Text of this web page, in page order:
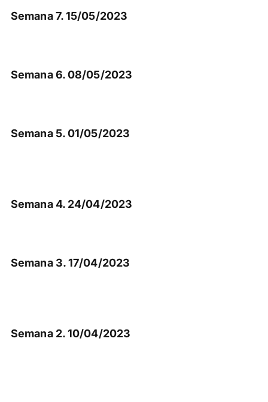
Semana 7. 15/05/2023
Semana 6. 08/05/2023
Semana 5. 01/05/2023
Semana 4. 24/04/2023
Semana 3. 17/04/2023
Semana 2. 10/04/2023